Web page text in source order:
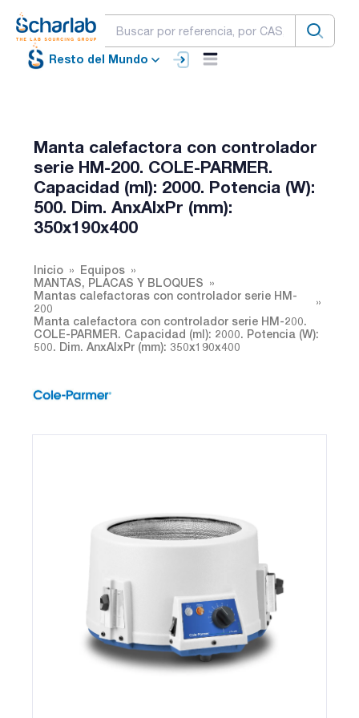
Resto del Mundo
Manta calefactora con controlador
serie HM-200. COLE-PARMER.
Capacidad (ml): 2000. Potencia (W):
500. Dim. AnxAlxPr (mm):
350x190x400
Inicio
Equipos
MANTAS, PLACAS Y BLOQUES
Mantas calefactoras con controlador serie HM-
200
Manta calefactora con controlador serie HM-200.
COLE-PARMER. Capacidad (ml): 2000. Potencia (W):
500. Dim. AnxAlxPr (mm): 350x190x400